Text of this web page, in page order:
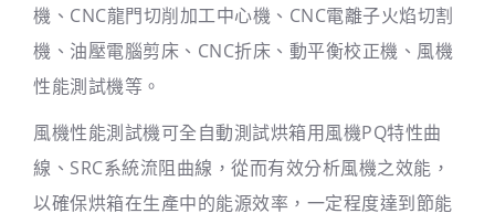
機、CNC龍門切削加工中心機、CNC電離子火焰切割
機、油壓電腦剪床、CNC折床、動平衡校正機、風機
性能測試機等。
風機性能測試機可全自動測試烘箱用風機PQ特性曲
線、SRC系統流阻曲線，從而有效分析風機之效能，
以確保烘箱在生產中的能源效率，一定程度達到節能